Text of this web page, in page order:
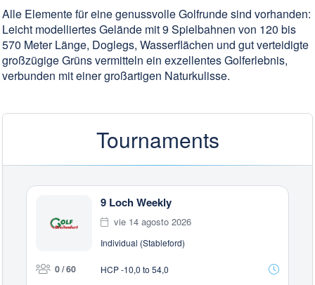
Alle Elemente für eine genussvolle Golfrunde sind vorhanden:
Leicht modelliertes Gelände mit 9 Spielbahnen von 120 bis
570 Meter Länge, Doglegs, Wasserflächen und gut verteidigte
großzügige Grüns vermitteln ein exzellentes Golferlebnis,
verbunden mit einer großartigen Naturkulisse.
Tournaments
9 Loch Weekly
vie 14 agosto 2026
Individual (Stableford)
0 / 60 HCP -10,0 to 54,0